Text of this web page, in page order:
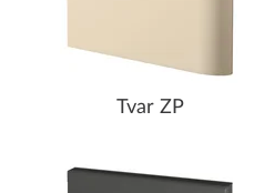
Tvar ZP